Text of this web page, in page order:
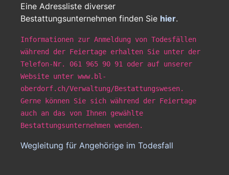
Eine Adressliste diverser
Bestattungsunternehmen finden Sie hier.
Informationen zur Anmeldung von Todesfällen
während der Feiertage erhalten Sie unter der
Telefon-Nr. 061 965 90 91 oder auf unserer
Website unter www.bl-
oberdorf.ch/Verwaltung/Bestattungswesen.
Gerne können Sie sich während der Feiertage
auch an das von Ihnen gewählte
Bestattungsunternehmen wenden.
Wegleitung für Angehörige im Todesfall